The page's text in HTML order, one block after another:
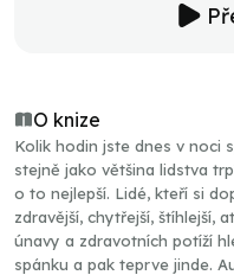
O knize
Kolik hodin jste dnes v noci
stejně jako většina lidstva
o to nejlepší. Lidé, kteří si
zdravější, chytřejší, štíhlejší,
únavy a zdravotních potíží
spánku a pak teprve jinde.